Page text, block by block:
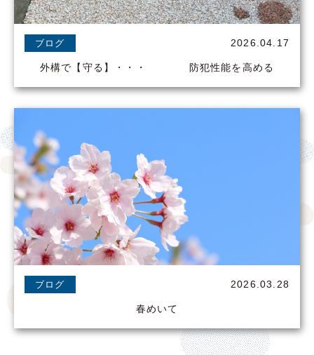
ブログ 2026.04.17
外構で【守る】・・・ 防犯性能を高める
ブログ 2026.03.28
春めいて